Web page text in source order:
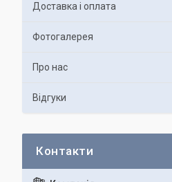
Доставка і оплата
Фотогалерея
Про нас
Відгуки